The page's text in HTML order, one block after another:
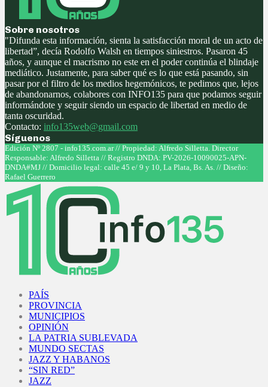
Sobre nosotros
"Difunda esta información, sienta la satisfacción moral de un acto de
libertad”, decía Rodolfo Walsh en tiempos siniestros. Pasaron 45
años, y aunque el macrismo no este en el poder continúa el blindaje
mediático. Justamente, para saber qué es lo que está pasando, sin
pasar por el filtro de los medios hegemónicos, te pedimos que, lejos
de abandonarnos, colabores con INFO135 para que podamos seguir
informándote y seguir siendo un espacio de libertad en medio de
tanta oscuridad.
Contacto: info135web@gmail.com
Síguenos
Facebook
Twitter
Instagram
Youtube
Edición Nº 2807 - info135.com.ar // Propiedad: Alfredo Silletta. Director
Responsable: Alfredo Silletta // Registro DNDA: PV-2026-10090025-APN-
DNDA#MJ // Domicilio legal: calle 45 e/ 9 y 10, La Plata, Bs. As. // Diseño:
Rafael Guerrero
PAÍS
PROVINCIA
MUNICIPIOS
OPINIÓN
LA PATRIA SUBLEVADA
MUNDO SECTAS
JAZZ Y HABANOS
“SIN RED”
JAZZ